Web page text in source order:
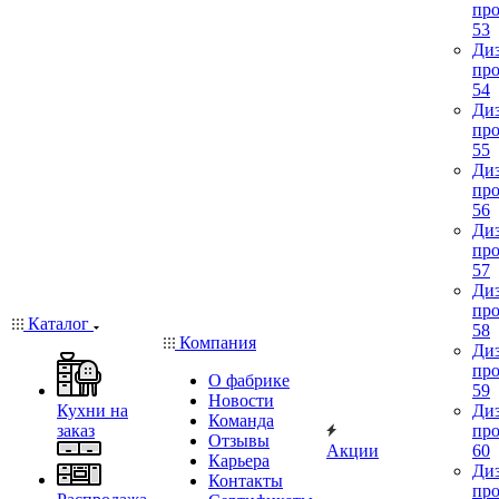
Каталог
Кухни на
заказ
Компания
О фабрике
Новости
Команда
Отзывы
Карьера
Контакты
Акции
53
54
55
56
57
58
59
60